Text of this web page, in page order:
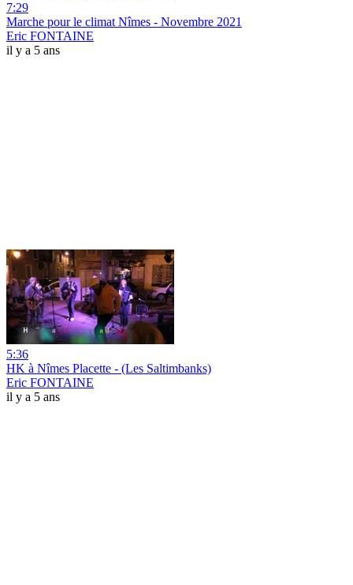
7:29
Marche pour le climat Nîmes - Novembre 2021
Eric FONTAINE
il y a 5 ans
5:36
HK à Nîmes Placette - (Les Saltimbanks)
Eric FONTAINE
il y a 5 ans